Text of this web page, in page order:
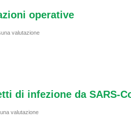
operative
valutazione
di infezione da SARS-
valutazione